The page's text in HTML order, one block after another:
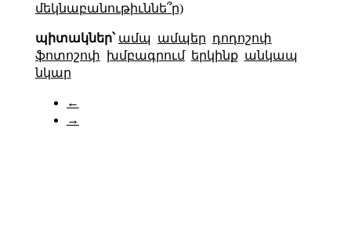
մեկնաբանութիւննե՞ր)
պիտակներ՝ ամպ ամպեր դոդոշոփ
ֆոտոշոփ
խմբագրում երկինք անկապ
նկար
←
→